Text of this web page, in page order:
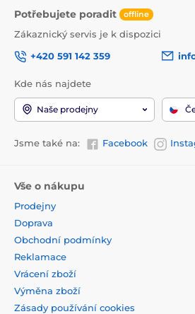
Potřebujete poradit offline
Zákaznický servis je k dispozici
+420 591 142 359
Kde nás najdete
Naše prodejny
Jsme také na: Facebook
Vše o nákupu
Prodejny
Doprava
Obchodní podmínky
Reklamace
Vrácení zboží
Výměna zboží
Zásady používání cookies